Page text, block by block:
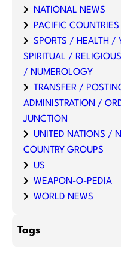
NATIONAL NEWS
PACIFIC COUNTRIES
SPORTS / HEALTH /
SPIRITUAL /
/ NUMEROLOGY
TRANSFER /
ADMINISTRATION /
JUNCTION
UNITED NATIONS /
COUNTRY GROUPS
US
WEAPON-O-PEDIA
WORLD NEWS
Tags